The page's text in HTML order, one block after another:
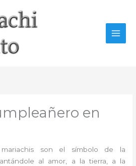
en
mariachis son el símbolo de la
al amor, a la tierra, a la